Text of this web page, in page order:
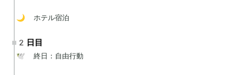
🌙 ホテル宿泊
2日目
🕊 終日：自由行動